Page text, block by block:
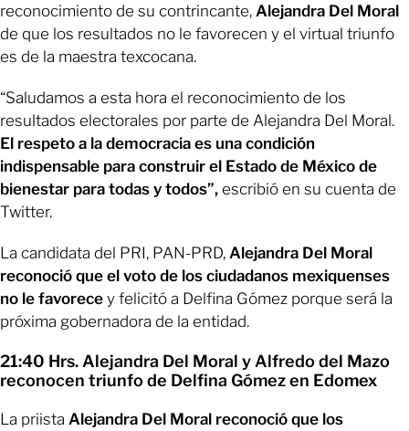
reconocimiento de su contrincante, Alejandra Del Moral
de que los resultados no le favorecen y el virtual triunfo
es de la maestra texcocana.
“Saludamos a esta hora el reconocimiento de los
resultados electorales por parte de Alejandra Del Moral.
El respeto a la democracia es una condición
indispensable para construir el Estado de México de
bienestar para todas y todos”, escribió en su cuenta de
Twitter.
La candidata del PRI, PAN-PRD, Alejandra Del Moral
reconoció que el voto de los ciudadanos mexiquenses
no le favorece y felicitó a Delfina Gómez porque será la
próxima gobernadora de la entidad.
21:40 Hrs. Alejandra Del Moral y Alfredo del Mazo
reconocen triunfo de Delfina Gómez en Edomex
La priista Alejandra Del Moral reconoció que los